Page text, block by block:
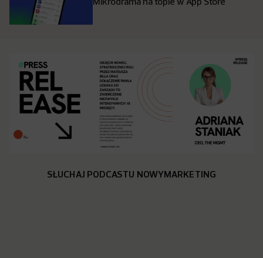
SŁUCHAJ PODCASTU NOWYMARKETING